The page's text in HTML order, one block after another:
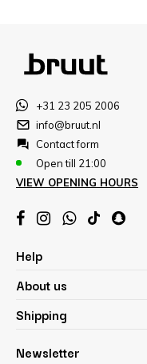
+31 23 205 2006
info@bruut.nl
Contact form
Open till 21:00
VIEW OPENING HOURS
Help
About us
Shipping
Newsletter